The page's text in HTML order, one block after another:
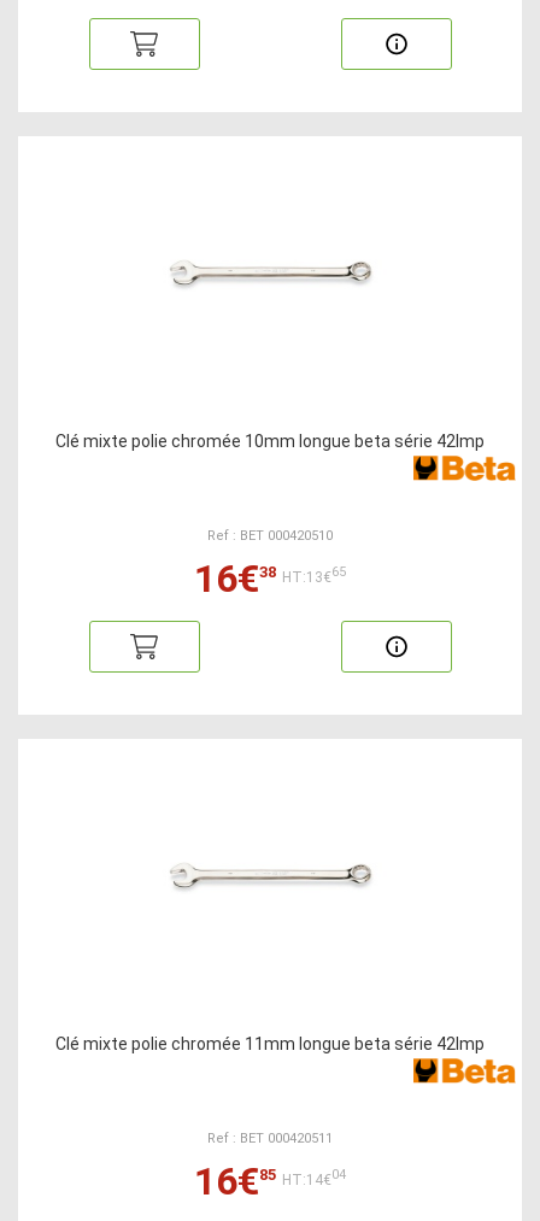
Clé mixte polie chromée 10mm longue beta série 42lmp
Ref : BET 000420510
16€38 HT:13€65
Clé mixte polie chromée 11mm longue beta série 42lmp
Ref : BET 000420511
16€85 HT:14€04